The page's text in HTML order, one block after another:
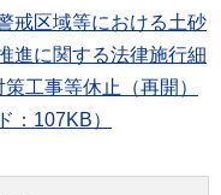
戒区域等における土砂
進に関する法律施行細
工事等休止（再開）
：107KB）